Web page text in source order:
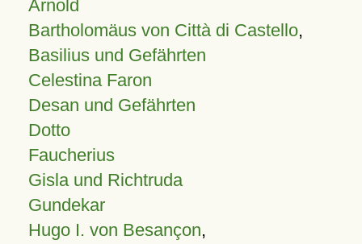
Arnold
Bartholomäus von Città di Castello,
Basilius und Gefährten
Celestina Faron
Desan und Gefährten
Dotto
Faucherius
Gisla und Richtruda
Gundekar
Hugo I. von Besançon,